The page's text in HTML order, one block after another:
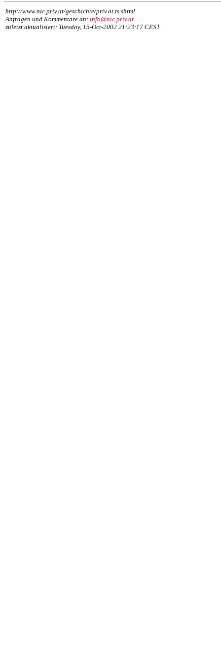
http://www.nic.priv.at/geschichte/priv.at.ts.shtml
Anfragen und Kommentare an: info@nic.priv.at
zuletzt aktualisiert: Tuesday, 15-Oct-2002 21:23:17 CEST